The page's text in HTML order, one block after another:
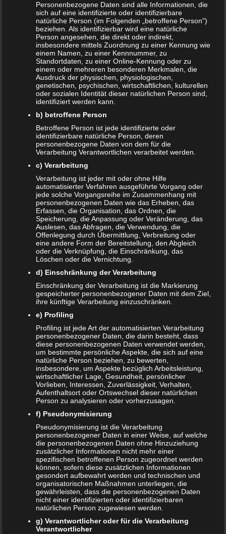
Was kann das Produkt?
Bei der Fisher Price-Toilette handelt es sich um den
größengerechten Nachbau einer echten Toilette. Man kann
den Deckel hochklappen, und einen Spülknopf betätigen. An
der linken Seite befindet sich ein Toilettenpapier-Halter. Auf
diesen können gängige Klopapierrollen aufgesteckt
werden. Die Rolle ist für das Kind leicht zu erreichen. Ein
Spritzschutz an der Vorderseite schützt die Umgebung,
insbesondere vor kleineren Missgeschicken des
männlichen Nachwuchses. Nachdem das große oder
kleine Geschäft verrichtet wurde, lösen zwei kleine
Soundeffekte und spannende Melodien.
Einfache Reinigung
Ein großer Vorteil bei diesem Produkt ist die einfache
Reinigung. Man muss im Gegensatz zu billigen Töpfchen
nicht den ganzen Topf reinigen oder auskippen. Fisher
Price hat sich in dieser Hinsicht wirklich etwas einfallen
lassen. Ist das große oder kleine Geschäft verrichtet, dann
kann man die Sitzfläche abnehmen, und die darunter
befindliche Schüssel herausnehmen. Der Inhalt kann
einfach entsorgt werden, die Schüssel wird ausgespült und
gereinigt und wird wieder in die Toilette eingesetzt. Ist das
Kind schon alt genug, dann kann es die Entsorgung und
Reinigung auch selbst durchführen.
Praktisches Design
Die Sitzfläche kann nicht nur auf der Fisher Price Toilette
genutzt werden. Der Aufsatz ist universal einsetzbar und
ist mit den meisten Toilettensitzen kompatibel. Es ist
dadurch ein nahtloser Übergang zwischen der Fisher
Personenbezogene Daten sind alle Informationen, die
sich auf eine identifizierte oder identifizierbare
natürliche Person (im Folgenden „betroffene Person")
beziehen. Als identifizierbar wird eine natürliche
Person angesehen, die direkt oder indirekt,
insbesondere mittels Zuordnung zu einer Kennung wie
einem Namen, zu einer Kennnummer, zu
Standortdaten, zu einer Online-Kennung oder zu
einem oder mehreren besonderen Merkmalen, die
Ausdruck der physischen, physiologischen,
genetischen, psychischen, wirtschaftlichen, kulturellen
oder sozialen Identität dieser natürlichen Person sind,
identifiziert werden kann.
b) betroffene Person
Betroffene Person ist jede identifizierte oder
identifizierbare natürliche Person, deren
personenbezogene Daten von dem für die
Verarbeitung Verantwortlichen verarbeitet werden.
c) Verarbeitung
Verarbeitung ist jeder mit oder ohne Hilfe
automatisierter Verfahren ausgeführte Vorgang oder
jede solche Vorgangsreihe im Zusammenhang mit
personenbezogenen Daten wie das Erheben, das
Erfassen, die Organisation, das Ordnen, die
Speicherung, die Anpassung oder Veränderung, das
Auslesen, das Abfragen, die Verwendung, die
Offenlegung durch Übermittlung, Verbreitung oder
eine andere Form der Bereitstellung, den Abgleich
oder die Verknüpfung, die Einschränkung, das
Löschen oder die Vernichtung.
d) Einschränkung der Verarbeitung
Einschränkung der Verarbeitung ist die Markierung
gespeicherter personenbezogener Daten mit dem Ziel,
ihre künftige Verarbeitung einzuschränken.
e) Profiling
Profiling ist jede Art der automatisierten Verarbeitung
personenbezogener Daten, die darin besteht, dass
diese personenbezogenen Daten verwendet werden,
um bestimmte persönliche Aspekte, die sich auf eine
natürliche Person beziehen, zu bewerten,
insbesondere, um Aspekte bezüglich Arbeitsleistung,
wirtschaftlicher Lage, Gesundheit, persönlicher
Vorlieben, Interessen, Zuverlässigkeit, Verhalten,
Aufenthaltsort oder Ortswechsel dieser natürlichen
Person zu analysieren oder vorherzusagen.
f) Pseudonymisierung
Pseudonymisierung ist die Verarbeitung
personenbezogener Daten in einer Weise, auf welche
die personenbezogenen Daten ohne Hinzuziehung
zusätzlicher Informationen nicht mehr einer
spezifischen betroffenen Person zugeordnet werden
können, sofern diese zusätzlichen Informationen
gesondert aufbewahrt werden und technischen und
organisatorischen Maßnahmen unterliegen, die
gewährleisten, dass die personenbezogenen Daten
nicht einer identifizierten oder identifizierbaren
natürlichen Person zugewiesen werden.
g) Verantwortlicher oder für die Verarbeitung
Verantwortlicher